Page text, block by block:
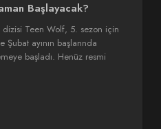
Başlayacak?
Teen Wolf, 5. sezon için
ayının başlarında
başladı. Henüz resmi